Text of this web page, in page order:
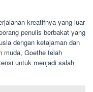
kreatifnya yang luar
penulis berbakat yang
dengan ketajaman dan
muda, Goethe telah
untuk menjadi salah